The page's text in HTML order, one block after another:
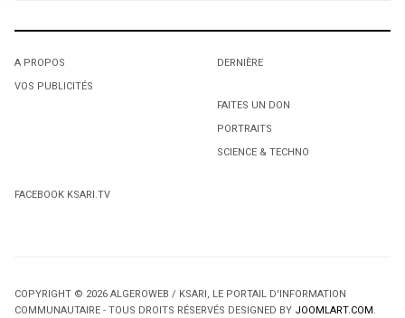
Le film "Ben M'hidi" sortira en mars 2017
2
L'octroi accidentel du Gant Court.
L'octroi accidentel du Gant Court.
A PROPOS
VOS PUBLICITÉS
DERNIÈRE
FAITES UN DON
PORTRAITS
SCIENCE & TECHNO
FACEBOOK KSARI.TV
COPYRIGHT © 2026 ALGEROWEB / KSARI, LE PORTAIL D'INFORMATION
COMMUNAUTAIRE - TOUS DROITS RÉSERVÉS DESIGNED BY JOOMLART.COM.